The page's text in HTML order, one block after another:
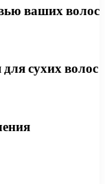
ваших волос
сухих волос